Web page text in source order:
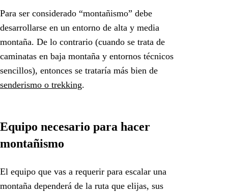
Para ser considerado “montañismo” debe
desarrollarse en un entorno de alta y media
montaña. De lo contrario (cuando se trata de
caminatas en baja montaña y entornos técnicos
sencillos), entonces se trataría más bien de
senderismo o trekking.
Equipo necesario para hacer
montañismo
El equipo que vas a requerir para escalar una
montaña dependerá de la ruta que elijas, sus